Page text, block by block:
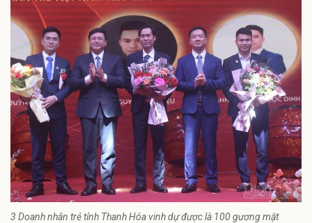
3 Doanh nhân trẻ tỉnh Thanh Hóa vinh dự được là 100 gương mặt